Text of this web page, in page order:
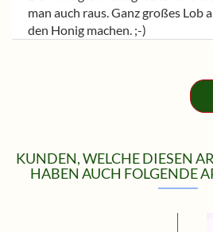
man auch raus. Ganz großes Lob
den Honig machen. ;-)
KUNDEN, WELCHE DIESEN
HABEN AUCH FOLGENDE